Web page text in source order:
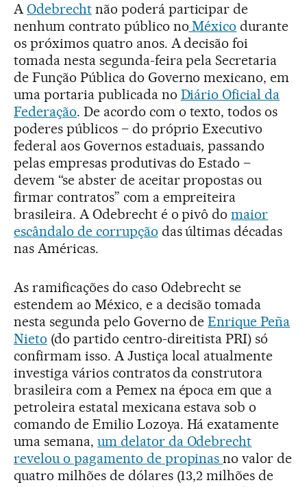
A Odebrechtnão poderá participar de
nenhum contrato público no México durante
os próximos quatro anos. A decisão foi
tomada nesta segunda-feira pela Secretaria
de Função Pública do Governo mexicano, em
uma portaria publicada no Diário Oficial da
Federação. De acordo com o texto, todos os
poderes públicos – do próprio Executivo
federal aos Governos estaduais, passando
pelas empresas produtivas do Estado –
devem “se abster de aceitar propostas ou
firmar contratos” com a empreiteira
brasileira. A Odebrecht é o pivô domaior
escândalo de corrupção das últimas décadas
nas Américas.
As ramificações do caso Odebrecht se
estendem ao México, e a decisão tomada
nesta segunda pelo Governo deEnrique Peña
Nieto (do partido centro-direitista PRI) só
confirmam isso. A Justiça local atualmente
investiga vários contratos da construtora
brasileira com a Pemex na época em que a
petroleira estatal mexicana estava sob o
comando de Emilio Lozoya. Há exatamente
uma semana, um delator da Odebrecht
revelou o pagamento de propinasno valor de
quatro milhões de dólares (13,2 milhões de